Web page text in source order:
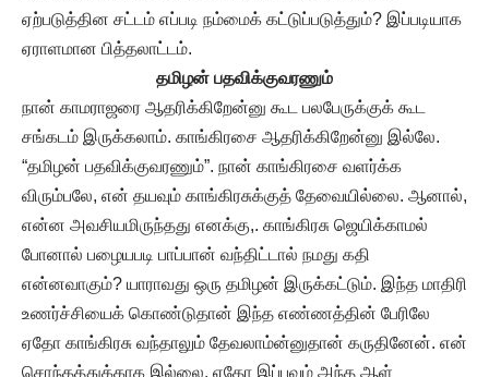
ஏற்படுத்தின சட்டம் எப்படி நம்மைக் கட்டுப்படுத்தும்? இப்படியாக
ஏராளமான பித்தலாட்டம்.
தமிழன் பதவிக்குவரணும்
நான் காமராஜரை ஆதரிக்கிறேன்னு கூட பலபேருக்குக் கூட
சங்கடம் இருக்கலாம். காங்கிரசை ஆதரிக்கிறேன்னு இல்லே.
“தமிழன் பதவிக்குவரணும்”. நான் காங்கிரசை வளர்க்க
விரும்பலே, என் தயவும் காங்கிரசுக்குத் தேவையில்லை. ஆனால்,
என்ன அவசியமிருந்தது எனக்கு,. காங்கிரசு ஜெயிக்காமல்
போனால் பழையபடி பாப்பான் வந்திட்டால் நமது கதி
என்னவாகும்? யாராவது ஒரு தமிழன் இருக்கட்டும். இந்த மாதிரி
உணர்ச்சியைக் கொண்டுதான் இந்த எண்ணத்தின் பேரிலே
ஏதோ காங்கிரசு வந்தாலும் தேவலாம்ன்னுதான் கருதினேன். என்
சொந்தத்துக்காக இல்லை. ஏதோ இப்பவும் அந்த ஆள்